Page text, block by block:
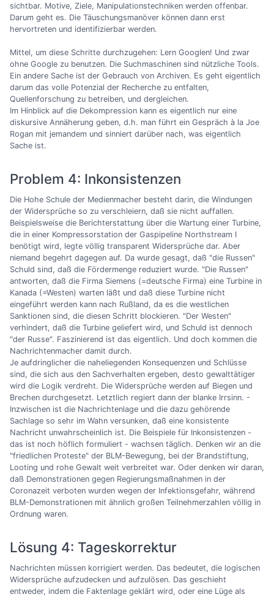
sichtbar. Motive, Ziele, Manipulationstechniken werden offenbar.
Darum geht es. Die Täuschungsmanöver können dann erst
hervortreten und identifizierbar werden.
Mittel, um diese Schritte durchzugehen: Lern Googlen! Und zwar
ohne Google zu benutzen. Die Suchmaschinen sind nützliche Tools.
Ein andere Sache ist der Gebrauch von Archiven. Es geht eigentlich
darum das volle Potenzial der Recherche zu entfalten,
Quellenforschung zu betreiben, und dergleichen.
Im Hinblick auf die Dekompression kann es eigentlich nur eine
diskursive Annäherung geben, d.h. man führt ein Gespräch à la Joe
Rogan mit jemandem und sinniert darüber nach, was eigentlich
Sache ist.
Problem 4: Inkonsistenzen
Die Hohe Schule der Medienmacher besteht darin, die Windungen
der Widersprüche so zu verschleiern, daß sie nicht auffallen.
Beispielsweise die Berichterstattung über die Wartung einer Turbine,
die in einer Kompressorstation der Gaspipeline Northstream I
benötigt wird, legte völlig transparent Widersprüche dar. Aber
niemand begehrt dagegen auf. Da wurde gesagt, daß "die Russen"
Schuld sind, daß die Fördermenge reduziert wurde. "Die Russen"
antworten, daß die Firma Siemens (=deutsche Firma) eine Turbine in
Kanada (=Westen) warten läßt und daß diese Turbine nicht
eingeführt werden kann nach Rußland, da es die westlichen
Sanktionen sind, die diesen Schritt blockieren. "Der Westen"
verhindert, daß die Turbine geliefert wird, und Schuld ist dennoch
"der Russe". Faszinierend ist das eigentlich. Und doch kommen die
Nachrichtenmacher damit durch.
Je aufdringlicher die naheliegenden Konsequenzen und Schlüsse
sind, die sich aus den Sachverhalten ergeben, desto gewalttätiger
wird die Logik verdreht. Die Widersprüche werden auf Biegen und
Brechen durchgesetzt. Letztlich regiert dann der blanke Irrsinn. -
Inzwischen ist die Nachrichtenlage und die dazu gehörende
Sachlage so sehr im Wahn versunken, daß eine konsistente
Nachricht unwahrscheinlich ist. Die Beispiele für Inkonsistenzen -
das ist noch höflich formuliert - wachsen täglich. Denken wir an die
"friedlichen Proteste" der BLM-Bewegung, bei der Brandstiftung,
Looting und rohe Gewalt weit verbreitet war. Oder denken wir daran,
daß Demonstrationen gegen Regierungsmaßnahmen in der
Coronazeit verboten wurden wegen der Infektionsgefahr, während
BLM-Demonstrationen mit ähnlich großen Teilnehmerzahlen völlig in
Ordnung waren.
Lösung 4: Tageskorrektur
Nachrichten müssen korrigiert werden. Das bedeutet, die logischen
Widersprüche aufzudecken und aufzulösen. Das geschieht
entweder, indem die Faktenlage geklärt wird, oder eine Lüge als